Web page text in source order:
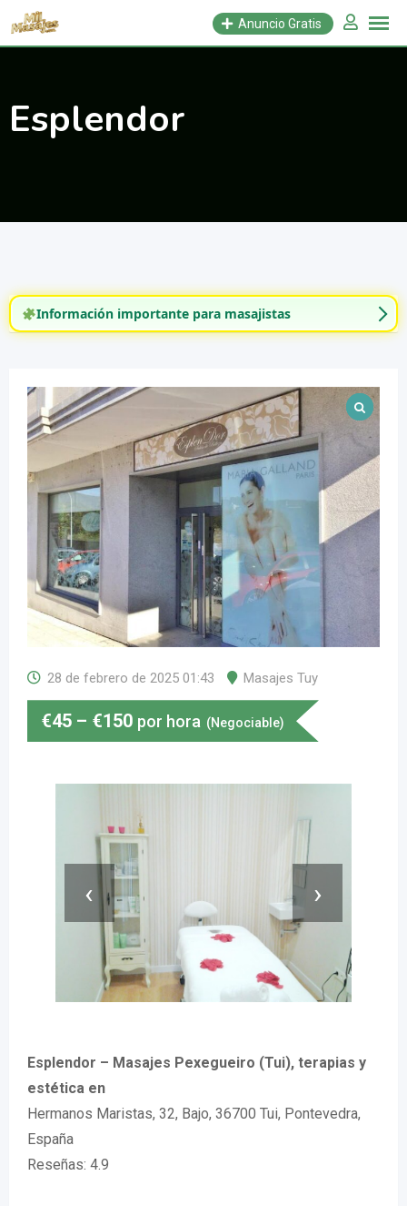
Saltar
Anuncio Gratis
Esplendor
Información importante para masajistas
28 de febrero de 2025 01:43 Masajes Tuy
€45 – €150 por hora (Negociable)
‹ ›
Esplendor – Masajes Pexegueiro (Tui), terapias y
estética en
Hermanos Maristas, 32, Bajo, 36700 Tui, Pontevedra,
España
Reseñas: 4.9